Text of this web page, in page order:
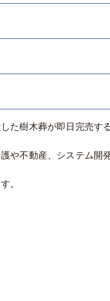
た樹木葬が即日完売す
や不動産、システム開
。